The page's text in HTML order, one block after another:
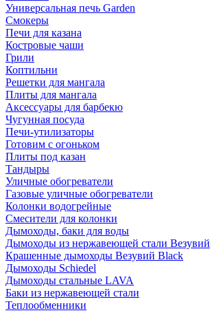
Универсальная печь Garden
Смокеры
Печи для казана
Костровые чаши
Грили
Коптильни
Решетки для мангала
Плиты для мангала
Аксессуары для барбекю
Чугунная посуда
Печи-утилизаторы
Готовим с огоньком
Плиты под казан
Тандыры
Уличные обогреватели
Газовые уличные обогреватели
Колонки водогрейные
Смесители для колонки
Дымоходы, баки для воды
Дымоходы из нержавеющей стали Везувий
Крашенные дымоходы Везувий Black
Дымоходы Schiedel
Дымоходы стальные LAVA
Баки из нержавеющей стали
Теплообменники